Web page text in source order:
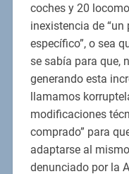
coches y 20
inexistencia de
específico”, o sea
se sabía para que,
generando esta
llamamos
modificaciones
comprado” para
adaptarse al
denunciado por la